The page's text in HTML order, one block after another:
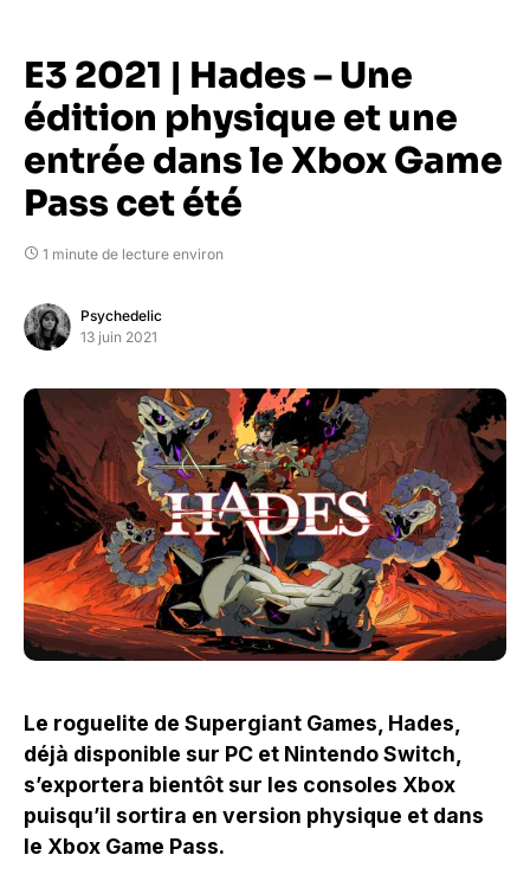
E3 2021 | Hades – Une
édition physique et une
entrée dans le Xbox Game
Pass cet été
1 minute de lecture environ
Psychedelic
13 juin 2021
Le roguelite de Supergiant Games, Hades,
déjà disponible sur PC et Nintendo Switch,
s’exportera bientôt sur les consoles Xbox
puisqu’il sortira en version physique et dans
le Xbox Game Pass.